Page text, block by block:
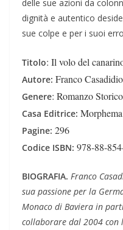
delle sue azioni da
dignità e autentico
sue colpe e per i suoi
Titolo: Il volo del
Autore: Franco Casadidio
Genere: Romanzo Storico
Casa Editrice:
Pagine: 296
Codice ISBN: 978-88-
BIOGRAFIA. Franco
sua passione per la
Monaco di Baviera in
collaborare dal 2004 con